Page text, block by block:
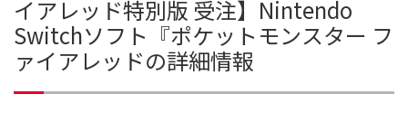
イアレッド特別版 受注】Nintendo
Switchソフト『ポケットモンスター フ
ァイアレッドの詳細情報